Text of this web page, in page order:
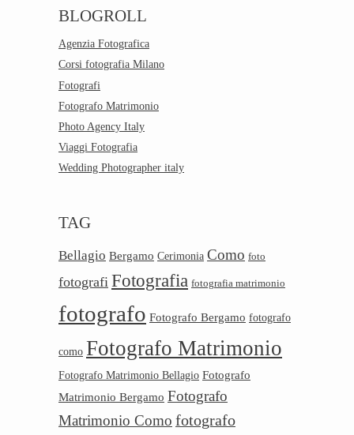
BLOGROLL
Agenzia Fotografica
Corsi fotografia Milano
Fotografi
Fotografo Matrimonio
Photo Agency Italy
Viaggi Fotografia
Wedding Photographer italy
TAG
Bellagio Bergamo Cerimonia Como foto
fotografi Fotografia fotografia matrimonio
fotografo Fotografo Bergamo fotografo
como Fotografo Matrimonio
Fotografo Matrimonio Bellagio Fotografo
Matrimonio Bergamo Fotografo
Matrimonio Como fotografo